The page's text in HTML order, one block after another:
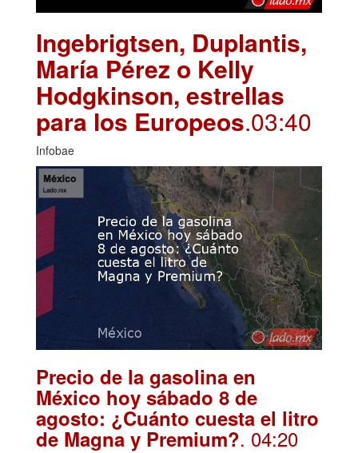
Ingebrigtsen, Duplantis,
María Pérez o Kelly
Hodgkinson, estrellas
para los Europeos.03:40
Infobae
Precio de la gasolina en
México hoy sábado 8 de
agosto: ¿Cuánto cuesta el litro
de Magna y Premium?. 04:20